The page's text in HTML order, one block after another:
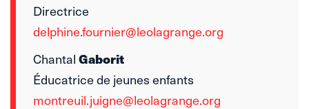
Directrice
delphine.fournier@leolagrange.org
Chantal Gaborit
Éducatrice de jeunes enfants
montreuil.juigne@leolagrange.org